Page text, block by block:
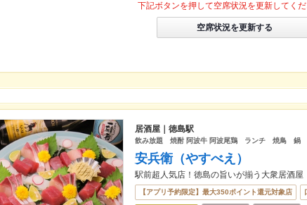
下記ボタンを押して空席状況を更新してくだ
空席状況を更新する
居酒屋｜徳島駅
飲み放題 焼酎 阿波牛 阿波尾鶏 ランチ 焼鳥
安兵衛（やすべえ）
駅前超人気店！徳島の旨いが揃う大衆居酒屋
【アプリ予約限定】最大350ポイント還元対象店